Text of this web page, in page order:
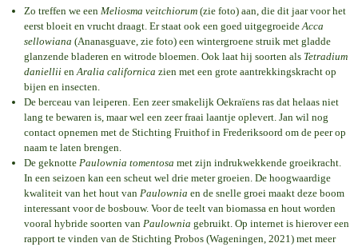
Zo treffen we een Meliosma veitchiorum (zie foto) aan, die dit jaar voor het
eerst bloeit en vrucht draagt. Er staat ook een goed uitgegroeide Acca
sellowiana (Ananasguave, zie foto) een wintergroene struik met gladde
glanzende bladeren en witrode bloemen. Ook laat hij soorten als Tetradium
daniellii en Aralia californica zien met een grote aantrekkingskracht op
bijen en insecten.
De berceau van leiperen. Een zeer smakelijk Oekraïens ras dat helaas niet
lang te bewaren is, maar wel een zeer fraai laantje oplevert. Jan wil nog
contact opnemen met de Stichting Fruithof in Frederiksoord om de peer op
naam te laten brengen.
De geknotte Paulownia tomentosa met zijn indrukwekkende groeikracht.
In een seizoen kan een scheut wel drie meter groeien. De hoogwaardige
kwaliteit van het hout van Paulownia en de snelle groei maakt deze boom
interessant voor de bosbouw. Voor de teelt van biomassa en hout worden
vooral hybride soorten van Paulownia gebruikt. Op internet is hierover een
rapport te vinden van de Stichting Probos (Wageningen, 2021) met meer